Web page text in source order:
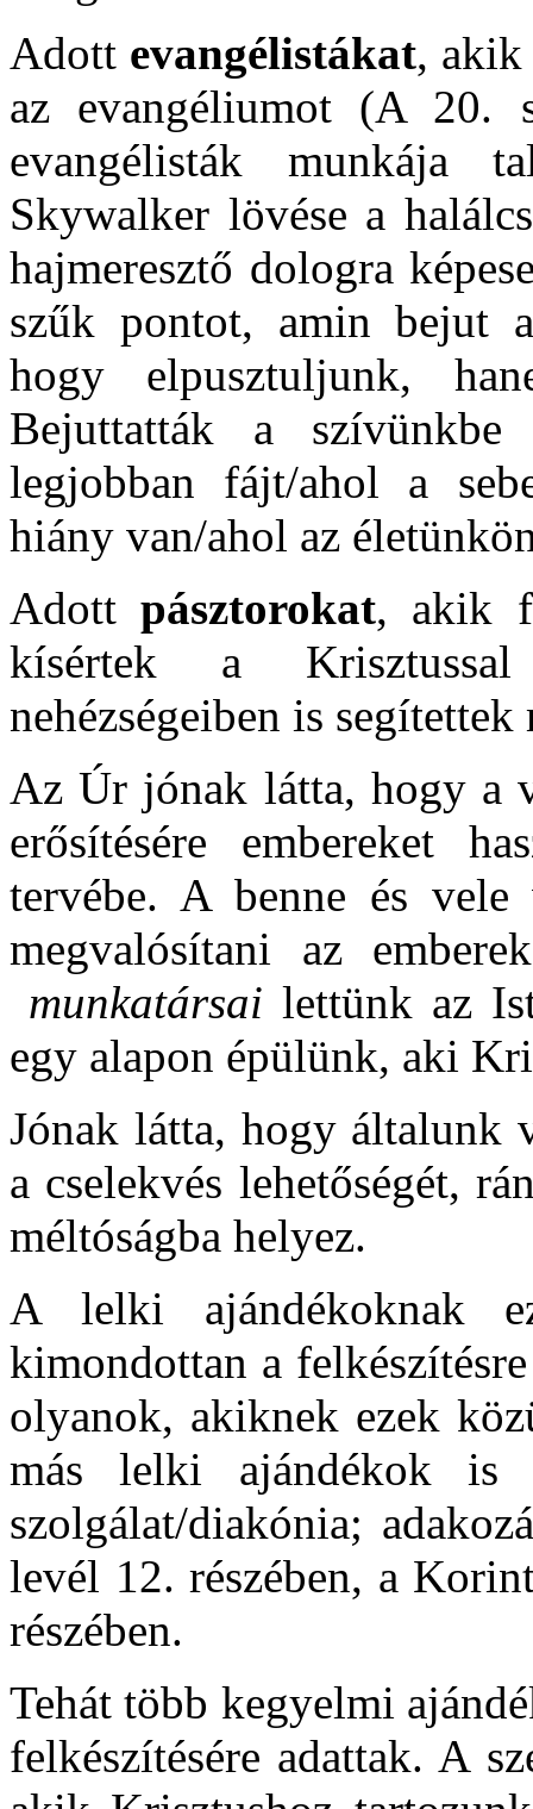
Adott evangélistákat, akik
az evangéliumot (A 20.
evangélisták munkája
Skywalker lövése a
hajmeresztő dologra
szűk pontot, amin bejut
hogy elpusztuljunk,
Bejuttatták a
legjobban fájt/ahol a
hiány van/ahol az
Adottpásztorokat, akik
kísértek a
nehézségeiben is
Az Úr jónak látta, hogy a
erősítésére embereket
tervébe. A benne és vele
megvalósítani az
munkatársailettünk az
egy alapon épülünk, aki
Jónak látta, hogy általunk
a cselekvés lehetőségét,
méltóságba helyez.
A lelki ajándékoknak
kimondottan a
olyanok, akiknek ezek
más lelki ajándékok is
szolgálat/diakónia;
levél 12. részében, a
részében.
Tehát több kegyelmi
felkészítésére adattak. A